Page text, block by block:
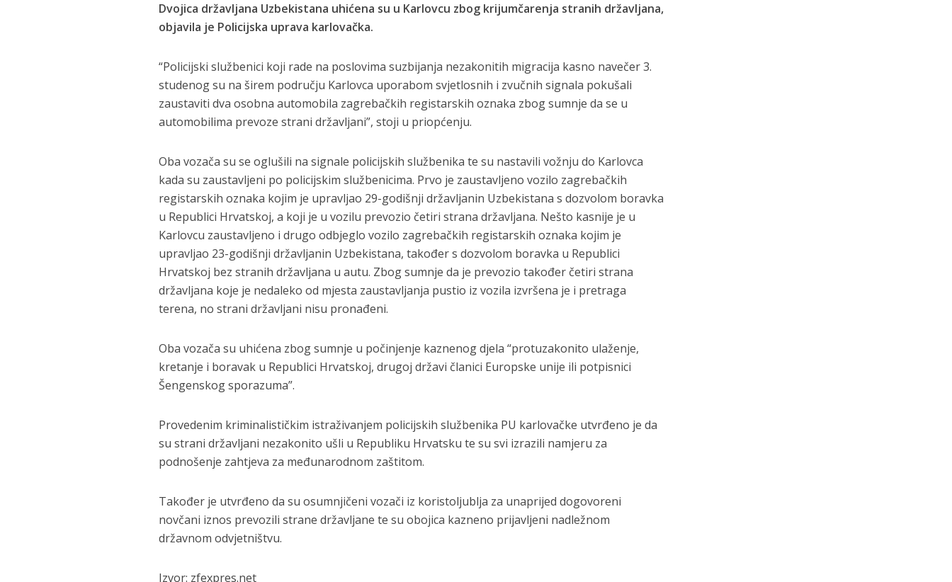
Dvojica državljana Uzbekistana uhićena su u Karlovcu zbog krijumčarenja stranih državljana,
objavila je Policijska uprava karlovačka.
“Policijski službenici koji rade na poslovima suzbijanja nezakonitih migracija kasno navečer 3.
studenog su na širem području Karlovca uporabom svjetlosnih i zvučnih signala pokušali
zaustaviti dva osobna automobila zagrebačkih registarskih oznaka zbog sumnje da se u
automobilima prevoze strani državljani”, stoji u priopćenju.
Oba vozača su se oglušili na signale policijskih službenika te su nastavili vožnju do Karlovca
kada su zaustavljeni po policijskim službenicima. Prvo je zaustavljeno vozilo zagrebačkih
registarskih oznaka kojim je upravljao 29-godišnji državljanin Uzbekistana s dozvolom boravka
u Republici Hrvatskoj, a koji je u vozilu prevozio četiri strana državljana. Nešto kasnije je u
Karlovcu zaustavljeno i drugo odbjeglo vozilo zagrebačkih registarskih oznaka kojim je
upravljao 23-godišnji državljanin Uzbekistana, također s dozvolom boravka u Republici
Hrvatskoj bez stranih državljana u autu. Zbog sumnje da je prevozio također četiri strana
državljana koje je nedaleko od mjesta zaustavljanja pustio iz vozila izvršena je i pretraga
terena, no strani državljani nisu pronađeni.
Oba vozača su uhićena zbog sumnje u počinjenje kaznenog djela “protuzakonito ulaženje,
kretanje i boravak u Republici Hrvatskoj, drugoj državi članici Europske unije ili potpisnici
Šengenskog sporazuma”.
Provedenim kriminalističkim istraživanjem policijskih službenika PU karlovačke utvrđeno je da
su strani državljani nezakonito ušli u Republiku Hrvatsku te su svi izrazili namjeru za
podnošenje zahtjeva za međunarodnom zaštitom.
Također je utvrđeno da su osumnjičeni vozači iz koristoljublja za unaprijed dogovoreni
novčani iznos prevozili strane državljane te su obojica kazneno prijavljeni nadležnom
državnom odvjetništvu.
Izvor: zfexpres.net